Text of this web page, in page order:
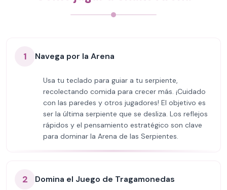
1 Navega por la Arena
Usa tu teclado para guiar a tu serpiente,
recolectando comida para crecer más. ¡Cuidado
con las paredes y otros jugadores! El objetivo es
ser la última serpiente que se desliza. Los reflejos
rápidos y el pensamiento estratégico son clave
para dominar la Arena de las Serpientes.
2 Domina el Juego de Tragamonedas